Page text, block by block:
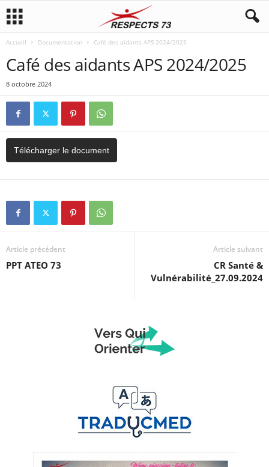
Accueil Documentation Café des aidants APS 2024/2025
Café des aidants APS 2024/2025
8 octobre 2024
Télécharger le document
Article précédent
PPT ATEO 73
Article suivant
CR Santé &
Vulnérabilité_27.09.2024